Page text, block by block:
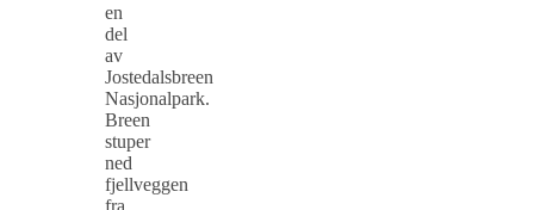
en
del
av
Jostedalsbreen
Nasjonalpark.
Breen
stuper
ned
fjellveggen